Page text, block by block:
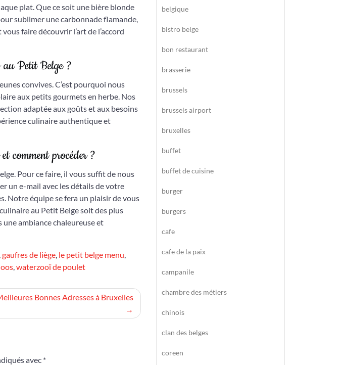
plat. Que ce soit une bière blonde
sublimer une carbonnade flamande,
faire découvrir l’art de l’accord
au Petit Belge ?
convives. C’est pourquoi nous
aux petits gourmets en herbe. Nos
adaptée aux goûts et aux besoins
culinaire authentique et
comment procéder ?
Pour ce faire, il vous suffit de nous
un e-mail avec les détails de votre
Notre équipe se fera un plaisir de vous
au Petit Belge soit des plus
une ambiance chaleureuse et
,gaufres de liège, le petit belge menu,
,waterzooï de poulet
Bonnes Adresses à Bruxelles
avec *
belgique
bistro belge
bon restaurant
brasserie
brussels
brussels airport
bruxelles
buffet
buffet de cuisine
burger
burgers
cafe
cafe de la paix
campanile
chambre des métiers
chinois
clan des belges
coreen